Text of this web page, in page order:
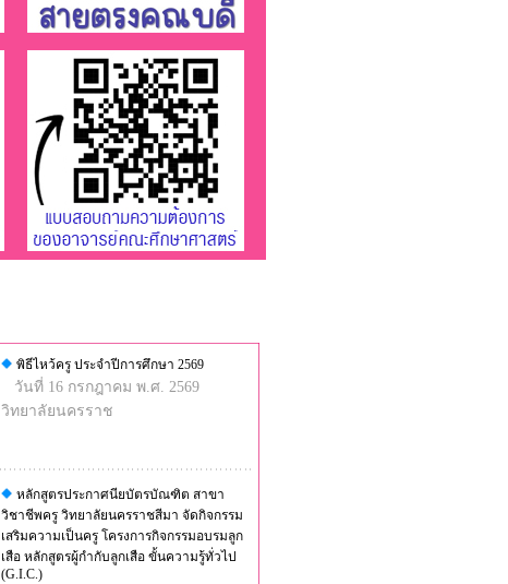
พิธีไหว้ครู ประจำปีการศึกษา 2569
วันที่ 16 กรกฎาคม พ.ศ. 2569
วิทยาลัยนครราช
หลักสูตรประกาศนียบัตรบัณฑิต สาขา
วิชาชีพครู วิทยาลัยนครราชสีมา จัดกิจกรรม
เสริมความเป็นครู โครงการกิจกรรมอบรมลูก
เสือ หลักสูตรผู้กำกับลูกเสือ ขั้นความรู้ทั่วไป
(G.I.C.)